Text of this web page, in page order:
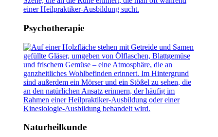
Psychotherapie
Naturheilkunde